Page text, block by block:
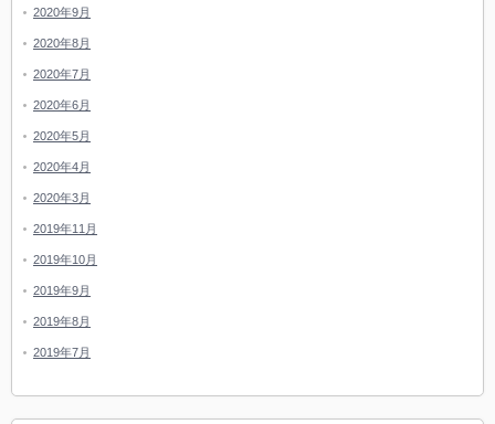
2020年9月
2020年8月
2020年7月
2020年6月
2020年5月
2020年4月
2020年3月
2019年11月
2019年10月
2019年9月
2019年8月
2019年7月